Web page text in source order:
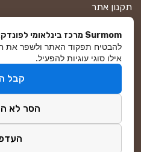
תקנון אתר
מפת אתר
פיתוח ושיווק
Surmom מרכז בינלאומי לפונדקאות
להבטיח תפקוד האתר ולשפר את
אילו סוגי עוגיות להפעיל.
קבל
הסר לא